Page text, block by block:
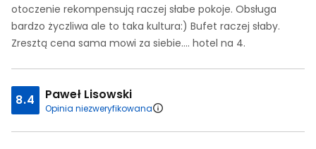
otoczenie rekompensują raczej słabe pokoje. Obsługa
bardzo życzliwa ale to taka kultura:) Bufet raczej słaby.
Zresztą cena sama mowi za siebie.... hotel na 4.
8.4 Paweł Lisowski
Opinia niezweryfikowana